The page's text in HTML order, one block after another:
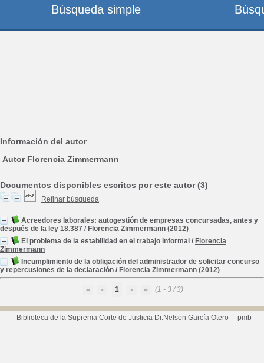
Información del autor
Autor Florencia Zimmermann
Documentos disponibles escritos por este autor (3)
Refinar búsqueda
Acreedores laborales: autogestión de empresas concursadas, antes y
después de la ley 18.387 / Florencia Zimmermann (2012)
El problema de la estabilidad en el trabajo informal / Florencia
Zimmermann
Incumplimiento de la obligación del administrador de solicitar concurso
y repercusiones de la declaración / Florencia Zimmermann (2012)
1 (1 - 3 / 3)
Biblioteca de la Suprema Corte de Justicia Dr.Nelson García Otero pmb
Búsqueda simple